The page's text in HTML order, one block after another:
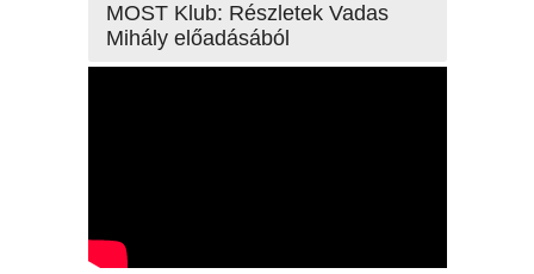
MOST Klub: Részletek Vadas
Mihály előadásából